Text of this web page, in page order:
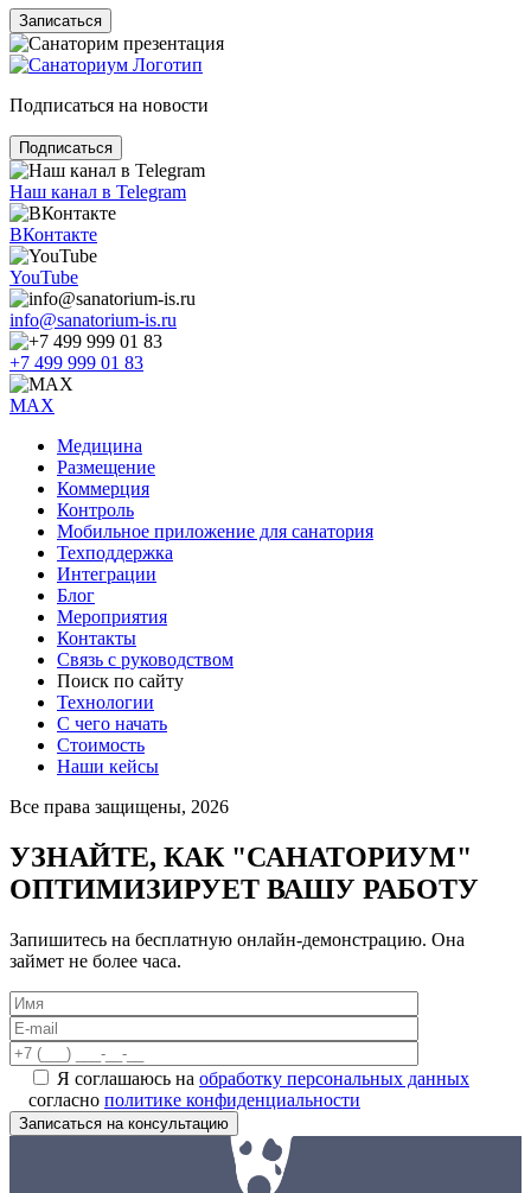
Записаться
Подписаться на новости
Наш канал в Telegram
ВКонтакте
YouTube
info@sanatorium-is.ru
+7 499 999 01 83
MAX
Медицина
Размещение
Коммерция
Контроль
Мобильное приложение для санатория
Техподдержка
Интеграции
Блог
Мероприятия
Контакты
Связь с руководством
Поиск по сайту
Технологии
С чего начать
Стоимость
Наши кейсы
Все права защищены, 2026
УЗНАЙТЕ, КАК "САНАТОРИУМ"
ОПТИМИЗИРУЕТ ВАШУ РАБОТУ
Запишитесь на бесплатную онлайн-демонстрацию. Она
займет не более часа.
Я соглашаюсь на обработку персональных данных
согласно политике конфиденциальности